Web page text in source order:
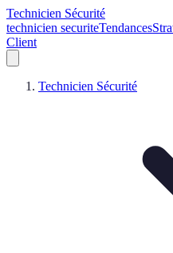
Technicien Sécurité
technicien securiteTendances
Client
Technicien Sécurité